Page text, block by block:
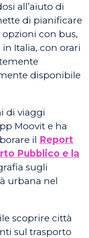
all’aiuto di
di pianificare
con bus,
Italia, con orari
disponibile
di viaggi
Moovit e ha
il Report
Pubblico e la
sugli
urbana nel
scoprire città
sul trasporto